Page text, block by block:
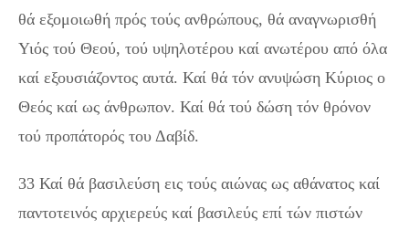
θά εξομοιωθή πρός τούς ανθρώπους, θά αναγνωρισθή
Υιός τού Θεού, τού υψηλοτέρου καί ανωτέρου από όλα
καί εξουσιάζοντος αυτά. Καί θά τόν ανυψώση Κύριος ο
Θεός καί ως άνθρωπον. Καί θά τού δώση τόν θρόνον
τού προπάτορός του Δαβίδ.
33 Καί θά βασιλεύση εις τούς αιώνας ως αθάνατος καί
παντοτεινός αρχιερεύς καί βασιλεύς επί τών πιστών